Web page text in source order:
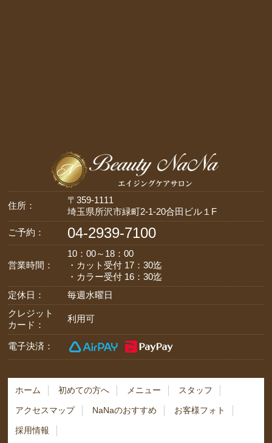
住所：
〒359-1111
埼玉県所沢市緑町2-1-20合田ビル１F
ご予約：
04-2939-7100
営業時間：
10：00～18：00
・カット受付 17：30迄
・カラー受付 16：30迄
定休日：
毎週水曜日
クレジット
カード：
利用可
電子決済：
ホーム 初めての方へ メニュー スタッフ
アクセスマップ NaNaのおすすめ お客様フォト
採用情報